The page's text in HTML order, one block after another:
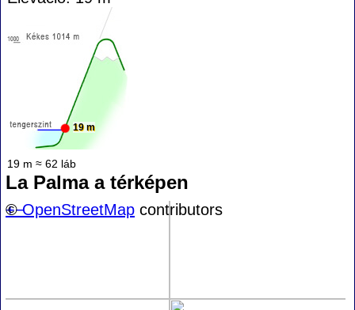
19 m
19 m ≈ 62 láb
La Palma a térképen
+−
©OpenStreetMap contributors